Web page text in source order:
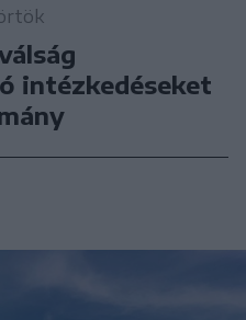
intézkedéseket